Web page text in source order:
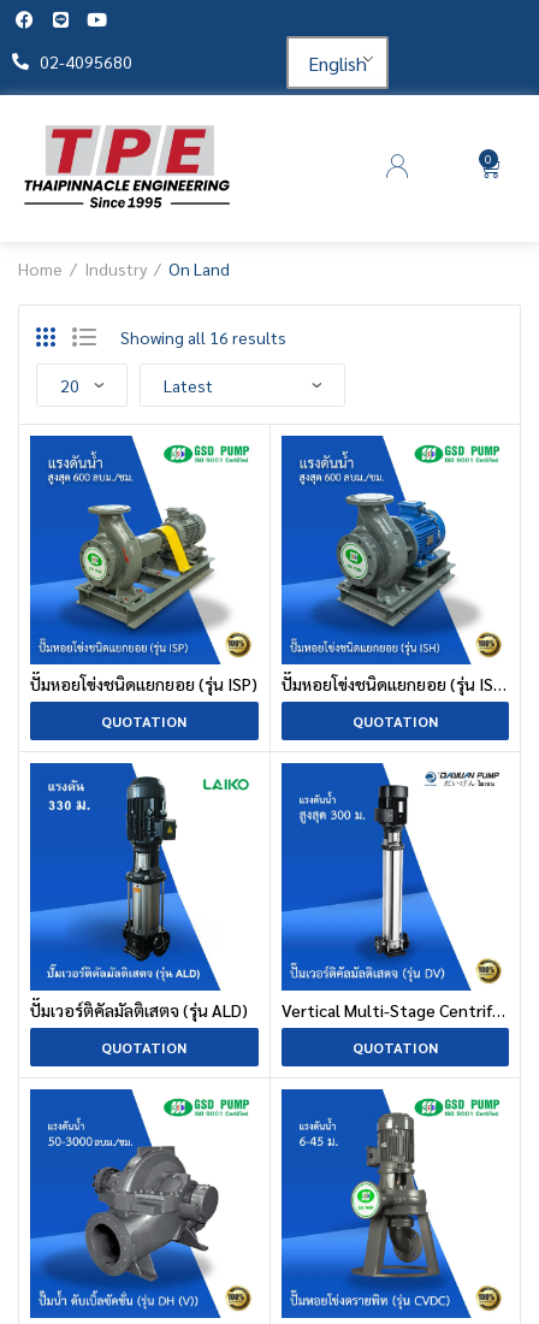
02-4095680 English
0
Home Industry On Land
Showing all 16 results
ปั๊มหอยโข่งชนิดแยกยอย (รุ่น ISP)
QUOTATION
ปั๊มหอยโข่งชนิดแยกยอย (รุ่น ISH)
QUOTATION
ปั๊มเวอร์ติคัลมัลติเสตจ (รุ่น ALD)
QUOTATION
Vertical Multi-Stage Centrifugal Pump (DV series)
QUOTATION